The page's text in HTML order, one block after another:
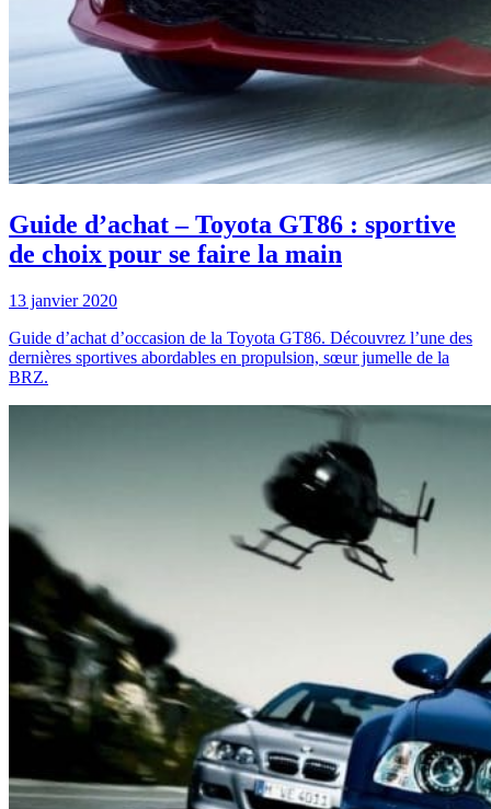
Guide d’achat – Toyota GT86 : sportive
de choix pour se faire la main
13 janvier 2020
Guide d’achat d’occasion de la Toyota GT86. Découvrez l’une des
dernières sportives abordables en propulsion, sœur jumelle de la
BRZ.